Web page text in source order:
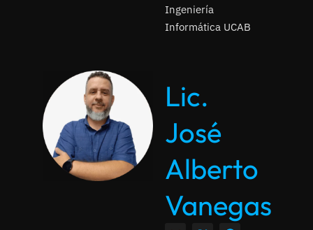
Ingeniería
Informática UCAB
Lic.
José
Alberto
Vanegas